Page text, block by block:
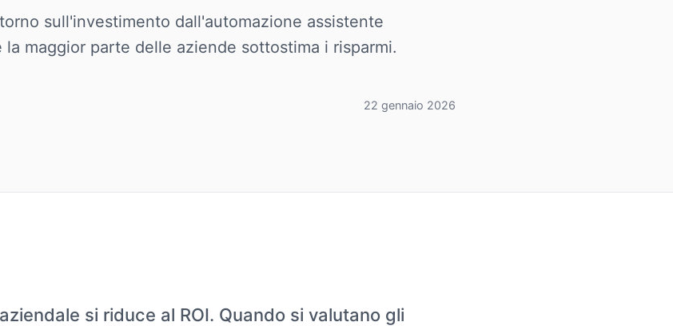
sull'investimento dall'automazione assistente
maggior parte delle aziende sottostima i risparmi.
22 gennaio 2026
si riduce al ROI. Quando si valutano gli